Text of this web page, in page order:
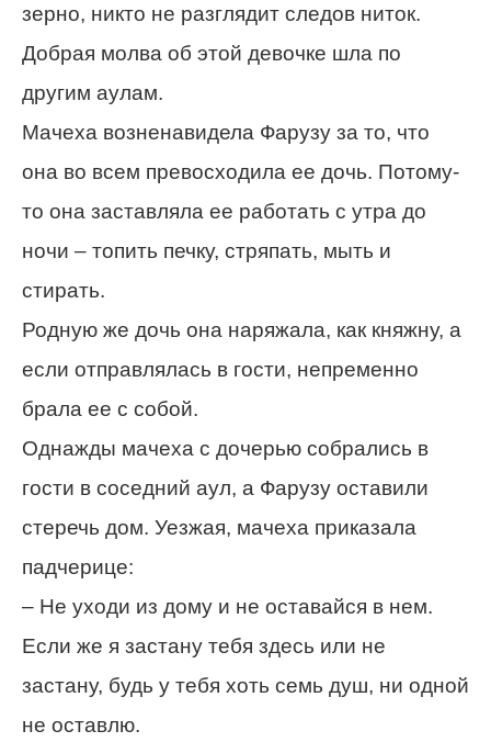
зерно, никто не разглядит следов ниток.
Добрая молва об этой девочке шла по
другим аулам.
Мачеха возненавидела Фарузу за то, что
она во всем превосходила ее дочь. Потому-
то она заставляла ее работать с утра до
ночи – топить печку, стряпать, мыть и
стирать.
Родную же дочь она наряжала, как княжну, а
если отправлялась в гости, непременно
брала ее с собой.
Однажды мачеха с дочерью собрались в
гости в соседний аул, а Фарузу оставили
стеречь дом. Уезжая, мачеха приказала
падчерице:
– Не уходи из дому и не оставайся в нем.
Если же я застану тебя здесь или не
застану, будь у тебя хоть семь душ, ни одной
не оставлю.